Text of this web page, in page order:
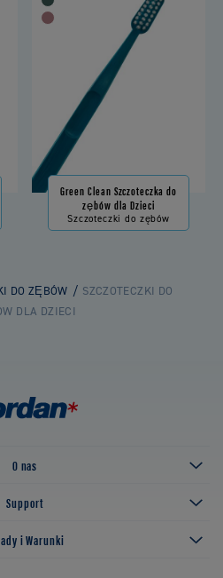
Green Clean Szczoteczka do
zębów dla Dzieci
Szczoteczki do zębów
DO ZĘBÓW
SZCZOTECZKI DO
DLA DZIECI
O nas
Support
i Warunki